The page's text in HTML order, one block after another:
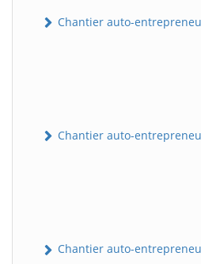
Chantier auto-
Chantier auto-
Chantier auto-